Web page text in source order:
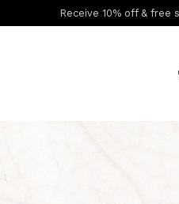
Receive 10% off & free